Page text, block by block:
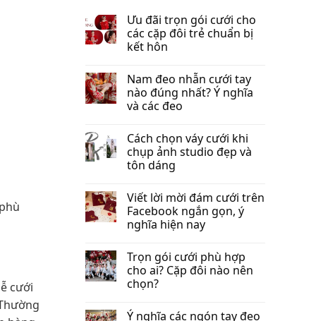
cưới
Ưu đãi trọn gói cưới cho
các cặp đôi trẻ chuẩn bị
kết hôn
Nam đeo nhẫn cưới tay
nào đúng nhất​? Ý nghĩa
và các đeo
Cách chọn váy cưới khi
chụp ảnh studio đẹp và
tôn dáng
Viết lời mời đám cưới trên
Facebook​ ngắn gọn, ý
nghĩa hiện nay
Trọn gói cưới phù hợp
cho ai? Cặp đôi nào nên
chọn?
Ý nghĩa các ngón tay đeo